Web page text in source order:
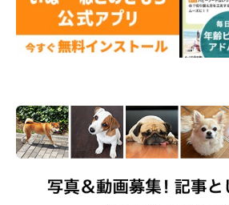
災害発生時、飼い主さんと愛犬がともに
に、「防災の日」を迎えるいまだからこ
どを見直してみてはいかがでしょうか。
参考／「いぬのきもち」2018年4月号『
っておきたい！もしものときに役立つ防
キ学園大学動物看護学部講師 危機管理学
文／hasebe